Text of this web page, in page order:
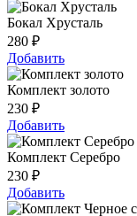
Бокал Хрусталь
280 ₽
Добавить
Комплект золото
230 ₽
Добавить
Комплект Серебро
230 ₽
Добавить